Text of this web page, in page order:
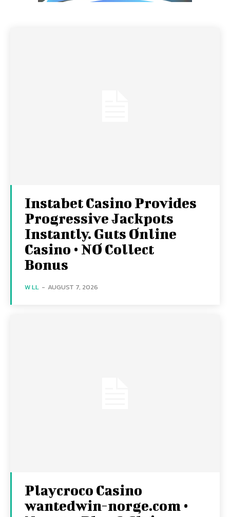
Instabet Casino Provides
Progressive Jackpots
Instantly. Guts Online
Casino • NO Collect
Bonus
W LL - AUGUST 7, 2026
Playcroco Casino
wantedwin-norge.com •